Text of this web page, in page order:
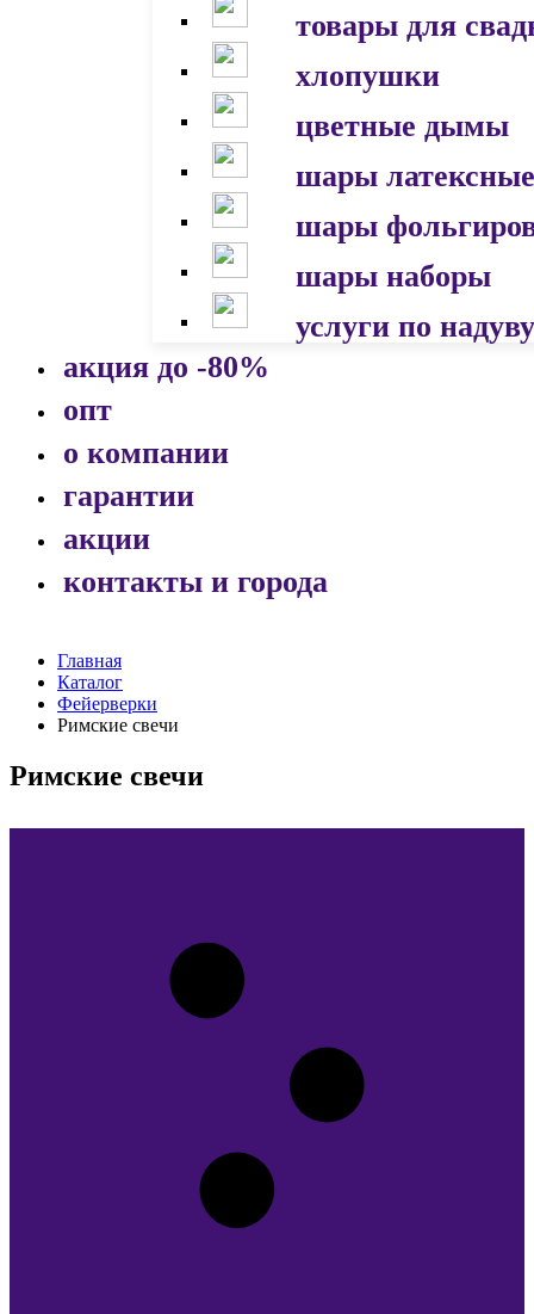
товары для
хлопушки
цветные дымы
шары латексные
шары
шары наборы
услуги по надуву
акция до -80%
опт
о компании
гарантии
акции
контакты и города
Главная
Каталог
Фейерверки
Римские свечи
Римские свечи